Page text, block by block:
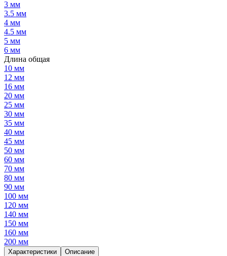
3 мм
3.5 мм
4 мм
4.5 мм
5 мм
6 мм
Длина общая
10 мм
12 мм
16 мм
20 мм
25 мм
30 мм
35 мм
40 мм
45 мм
50 мм
60 мм
70 мм
80 мм
90 мм
100 мм
120 мм
140 мм
150 мм
160 мм
200 мм
Характеристики Описание